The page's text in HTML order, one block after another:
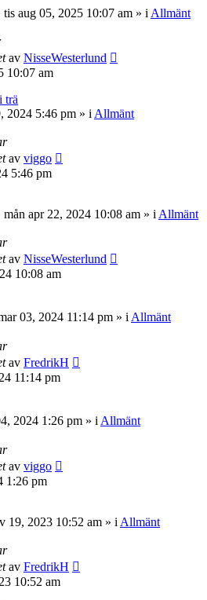
tis aug 05, 2025 10:07 am » i Allmänt
av NisseWesterlund
10:07 am
trä
2024 5:46 pm » i Allmänt
av viggo
5:46 pm
mån apr 22, 2024 10:08 am » i Allmänt
av NisseWesterlund
10:08 am
03, 2024 11:14 pm » i Allmänt
av FredrikH
11:14 pm
2024 1:26 pm » i Allmänt
av viggo
1:26 pm
19, 2023 10:52 am » i Allmänt
av FredrikH
10:52 am